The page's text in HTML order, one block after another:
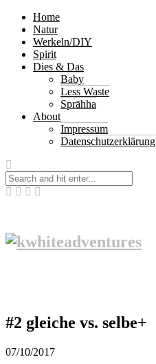
Home
Natur
Werkeln/DIY
Spirit
Dies & Das
Baby
Less Waste
Sprāhha
About
Impressum
Datenschutzerklärung
#2 gleiche vs. selbe+
07/10/2017